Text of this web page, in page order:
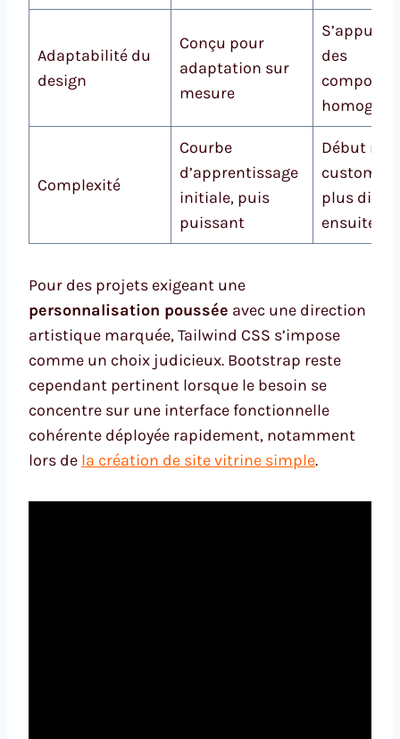
Adaptabilité du
design
Conçu pour
adaptation sur
mesure
S’appuie
des
Complexité
Courbe
d’apprentissage
initiale, puis
puissant
Début
plus
ensuite
Pour des projets exigeant une
personnalisation poussée avec une direction
artistique marquée, Tailwind CSS s’impose
comme un choix judicieux. Bootstrap reste
cependant pertinent lorsque le besoin se
concentre sur une interface fonctionnelle
cohérente déployée rapidement, notamment
lors de la création de site vitrine simple.